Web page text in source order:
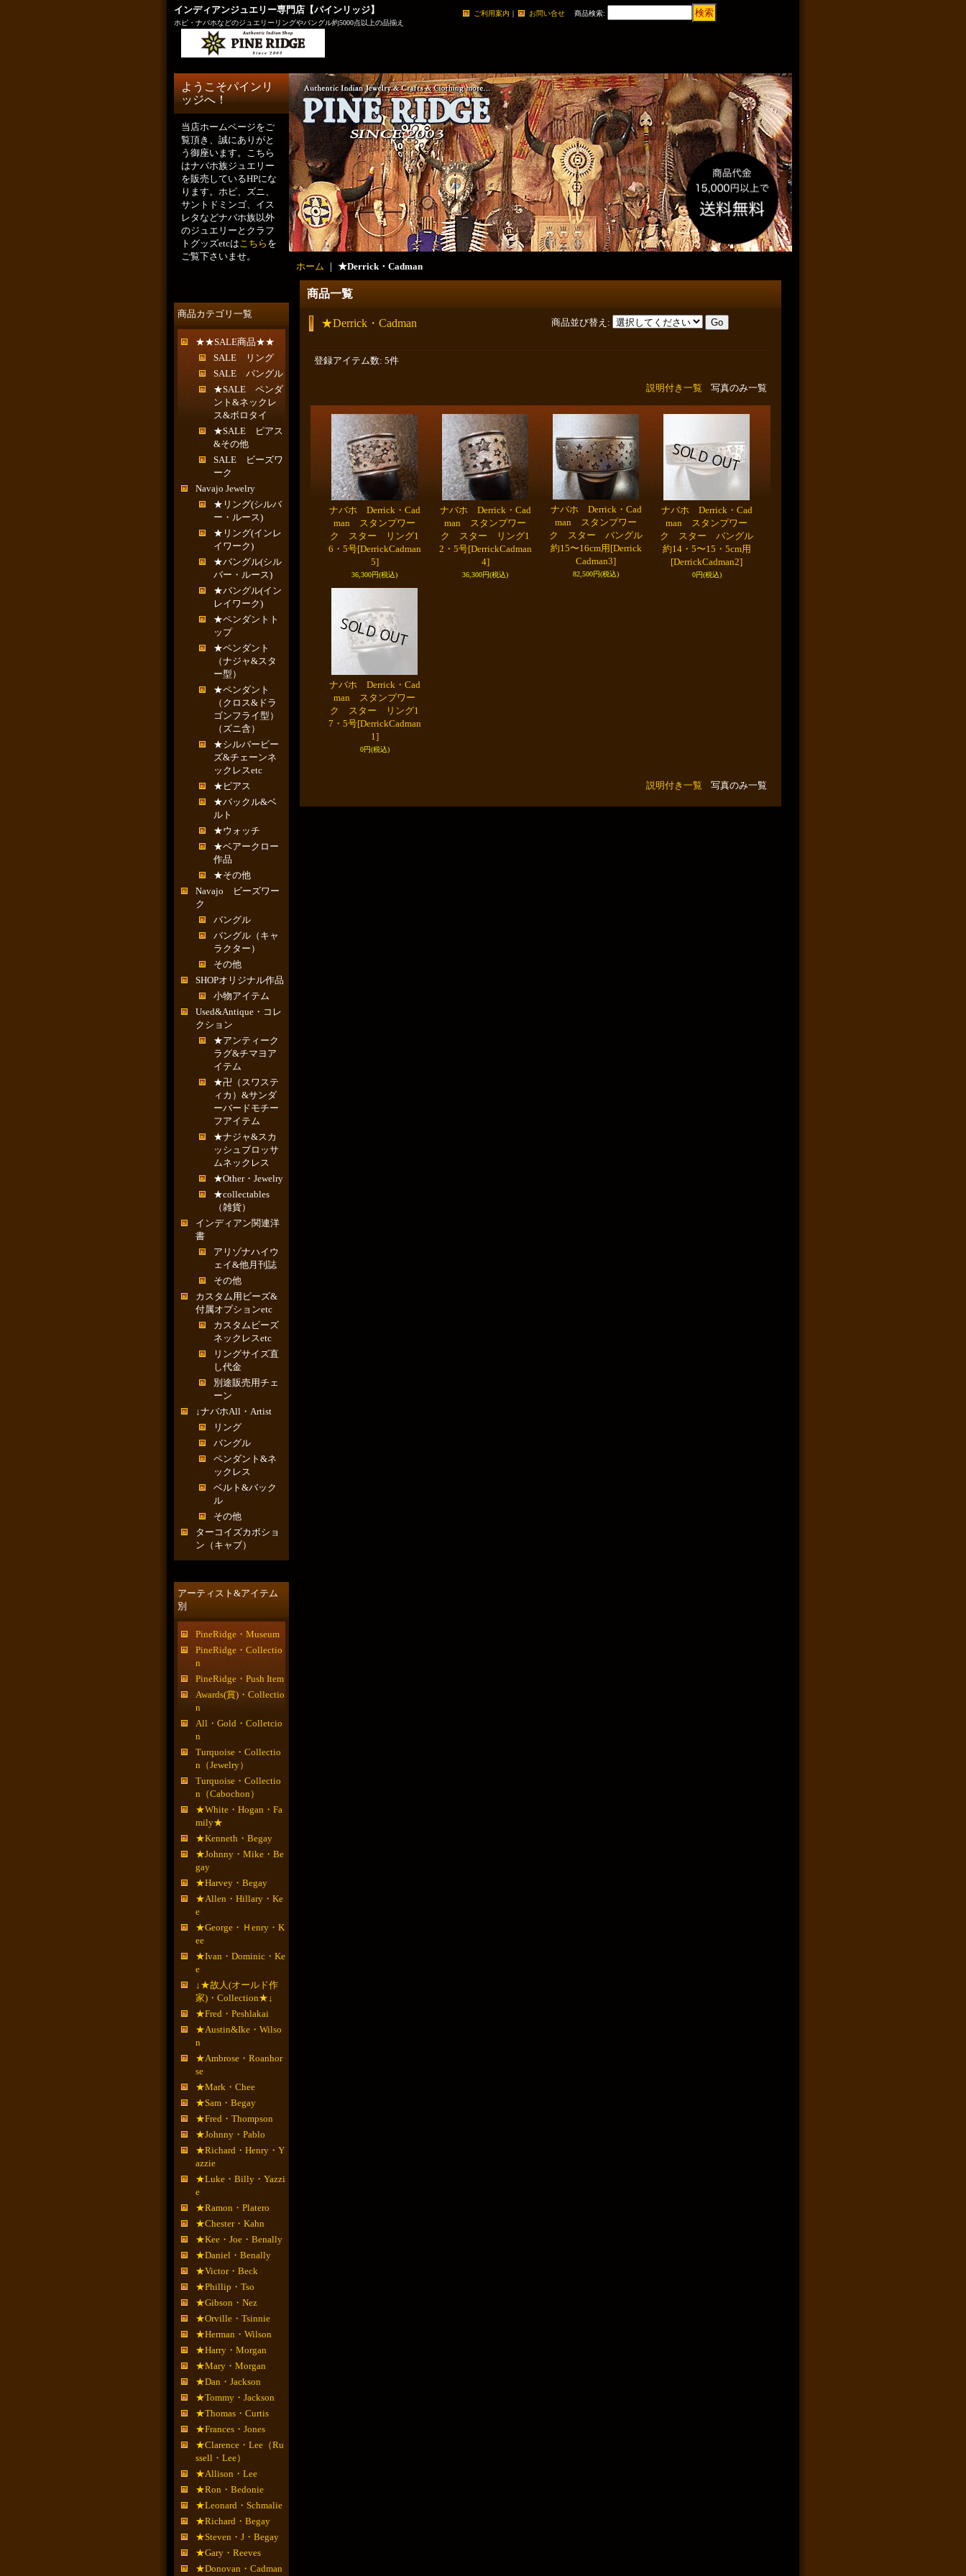
インディアンジュエリー専門店【パインリッジ】
ホピ・ナバホなどのジュエリーリングやバングル約5000点以上の品揃え
ご利用案内 ｜ お問い合せ 商品検索:
ようこそパインリ
ッジへ！
当店ホームページをご
覧頂き、誠にありがと
う御座います。こちら
はナバホ族ジュエリー
を販売しているHPにな
ります。ホピ、ズニ、
サントドミンゴ、イス
レタなどナバホ族以外
のジュエリーとクラフ
トグッズetcはこちら を
ご覧下さいませ。
商品カテゴリ一覧
★★SALE商品★★
SALE リング
SALE バングル
★SALE ペンダ
ント&ネックレ
ス&ボロタイ
★SALE ピアス
&その他
SALE ビーズワ
ーク
Navajo Jewelry
★リング(シルバ
ー・ルース)
★リング(インレ
イワーク)
★バングル(シル
バー・ルース)
★バングル(イン
レイワーク)
★ペンダントト
ップ
★ペンダント
（ナジャ&スタ
ー型）
★ペンダント
（クロス&ドラ
ゴンフライ型）
（ズニ含）
★シルバービー
ズ&チェーンネ
ックレスetc
★ピアス
★バックル&ベ
ルト
★ウォッチ
★ベアークロー
作品
★その他
Navajo ビーズワー
ク
バングル
バングル（キャ
ラクター）
その他
SHOPオリジナル作品
小物アイテム
Used&Antique・コレ
クション
★アンティーク
ラグ&チマヨア
イテム
★卍（スワステ
ィカ）&サンダ
ーバードモチー
フアイテム
★ナジャ&スカ
ッシュブロッサ
ムネックレス
★Other・Jewelry
★collectables
（雑貨）
インディアン関連洋
書
アリゾナハイウ
ェイ&他月刊誌
その他
カスタム用ビーズ&
付属オプションetc
カスタムビーズ
ネックレスetc
リングサイズ直
し代金
別途販売用チェ
ーン
↓ナバホAll・Artist
リング
バングル
ペンダント&ネ
ックレス
ベルト&バック
ル
その他
ターコイズカボショ
ン（キャブ）
アーティスト&アイテム
別
PineRidge・Museum
PineRidge・Collectio
n
PineRidge・Push Item
Awards(賞)・Collectio
n
All・Gold・Colletcio
n
Turquoise・Collectio
n（Jewelry）
Turquoise・Collectio
n（Cabochon）
★White・Hogan・Fa
mily★
★Kenneth・Begay
★Johnny・Mike・Be
gay
★Harvey・Begay
★Allen・Hillary・Ke
e
★George・Ｈenry・K
ee
★Ivan・Dominic・Ke
e
↓★故人(オールド作
家)・Collection★↓
★Fred・Peshlakai
★Austin&Ike・Wilso
n
★Ambrose・Roanhor
se
★Mark・Chee
★Sam・Begay
★Fred・Thompson
★Johnny・Pablo
★Richard・Henry・Y
azzie
★Luke・Billy・Yazzi
e
★Ramon・Platero
★Chester・Kahn
★Kee・Joe・Benally
★Daniel・Benally
★Victor・Beck
★Phillip・Tso
★Gibson・Nez
★Orville・Tsinnie
★Herman・Wilson
★Harry・Morgan
★Mary・Morgan
★Dan・Jackson
★Tommy・Jackson
★Thomas・Curtis
★Frances・Jones
★Clarence・Lee（Ru
ssell・Lee）
★Allison・Lee
★Ron・Bedonie
★Leonard・Schmalie
★Richard・Begay
★Steven・J・Begay
★Gary・Reeves
★Donovan・Cadman
ホーム ｜ ★Derrick・Cadman
商品一覧
★Derrick・Cadman 商品並び替え :
登録アイテム数: 5件
説明付き一覧 写真のみ一覧
ナバホ Derrick・Cad
man スタンプワー
ク スター リング1
6・5号[DerrickCadman
5]
36,300円(税込)
ナバホ Derrick・Cad
man スタンプワー
ク スター リング1
2・5号[DerrickCadman
4]
36,300円(税込)
ナバホ Derrick・Cad
man スタンプワー
ク スター バングル
約15〜16cm用 [Derrick
Cadman3]
82,500円(税込)
ナバホ Derrick・Cad
man スタンプワー
ク スター バングル
約14・5〜15・5cm用
[DerrickCadman2]
0円(税込)
ナバホ Derrick・Cad
man スタンプワー
ク スター リング1
7・5号[DerrickCadman
1]
0円(税込)
説明付き一覧 写真のみ一覧